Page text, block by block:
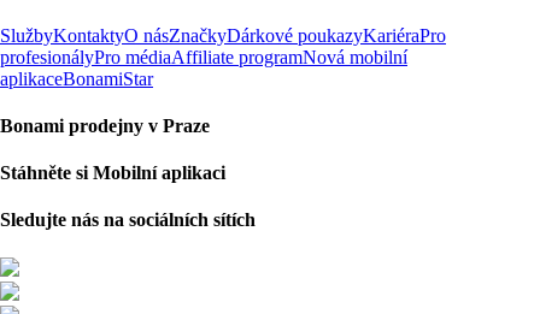
SlužbyKontaktyO násZnačkyDárkové poukazyKariéraPro
profesionályPro médiaAffiliate programNová mobilní
aplikaceBonamiStar
Bonami prodejny v Praze
Stáhněte si Mobilní aplikaci
Sledujte nás na sociálních sítích